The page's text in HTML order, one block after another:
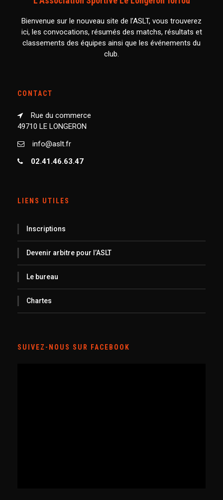
Bienvenue sur le nouveau site de l’ASLT, vous trouverez
ici, les convocations, résumés des matchs, résultats et
classements des équipes ainsi que les événements du
club.
CONTACT
Rue du commerce
49710 LE LONGERON
info@aslt.fr
02.41.46.63.47
LIENS UTILES
Inscriptions
Devenir arbitre pour l’ASLT
Le bureau
Chartes
SUIVEZ-NOUS SUR FACEBOOK